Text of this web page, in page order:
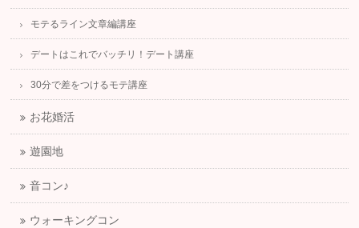
モテるライン文章編講座
デートはこれでバッチリ！デート講座
30分で差をつけるモテ講座
お花婚活
遊園地
音コン♪
ウォーキングコン